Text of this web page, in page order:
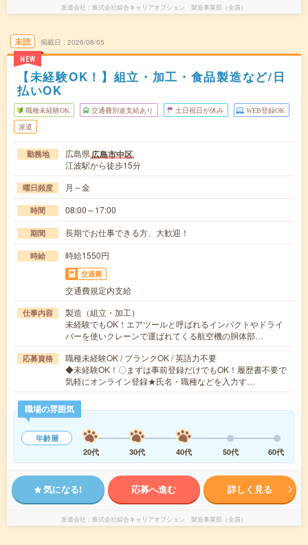
派遣会社 株式会社綜合キャリアオプション 製造事業部（全国）
未読
NEW
掲載日 2026/08/05
【未経験OK！】組立・加工・食品製造など/日
払いOK
職種未経験OK 交通費別途支給あり 土日祝日が休み WEB登録OK
派遣
勤務地 広島県広島市中区
江波駅から徒歩15分
曜日頻度 月～金
時間 08:00～17:00
期間 長期でお仕事できる方、大歓迎！
時給 時給1550円
交通費
交通費規定内支給
仕事内容
製造（組立・加工）
未経験でもOK！エアツールと呼ばれるインパクトやドライ
バーを使いクレーンで運ばれてくる航空機の胴体部…
応募資格
職種未経験OK / ブランクOK / 英語力不要
◆未経験OK！〇まずは事前登録だけでもOK！履歴書不要で
気軽にオンライン登録★氏名・職種などを入力す…
職場の雰囲気
年齢層
20代
30代 40代 50代 60代
気になる! 応募へ進む 詳しく見る
派遣会社 株式会社綜合キャリアオプション 製造事業部（全国）